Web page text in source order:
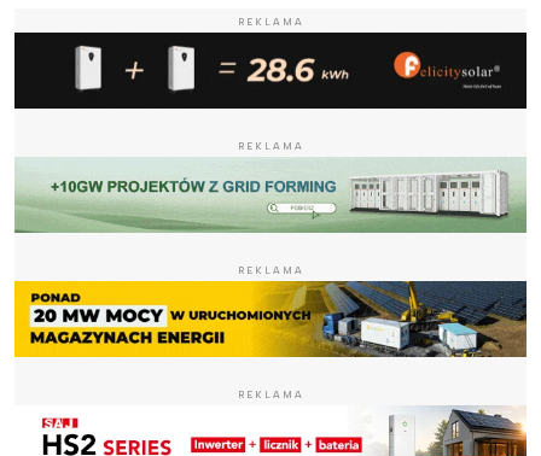
REKLAMA
REKLAMA
REKLAMA
REKLAMA